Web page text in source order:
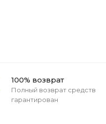
100% возврат
Полный возврат средств
гарантирован